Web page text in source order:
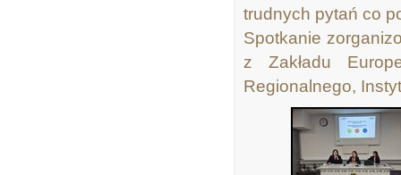
trudnych pytań co
Spotkanie
z Zakładu
Regionalnego,